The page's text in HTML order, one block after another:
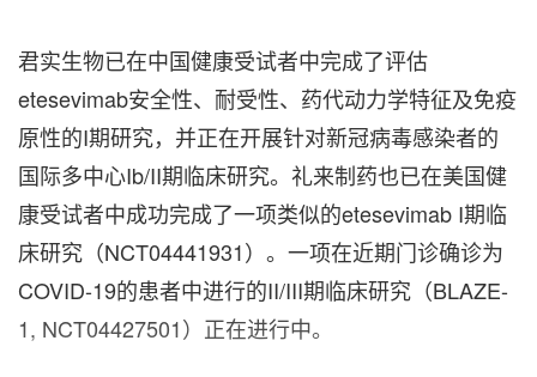
君实生物已在中国健康受试者中完成了评估
etesevimab安全性、耐受性、药代动力学特征及免疫
原性的I期研究，并正在开展针对新冠病毒感染者的
国际多中心Ib/II期临床研究。礼来制药也已在美国健
康受试者中成功完成了一项类似的etesevimab I期临
床研究（NCT04441931）。一项在近期门诊确诊为
COVID-19的患者中进行的II/III期临床研究（BLAZE-
1, NCT04427501）正在进行中。